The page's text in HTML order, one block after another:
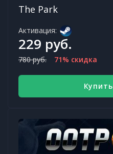
The Park
Активация:
229 руб.
780 руб. 71% скидка
Купить